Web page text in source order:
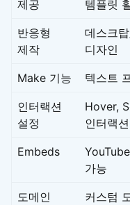
제공
템플릿
반응형
제작
데스크
디자인
Make 기능 텍스트
인터랙션
설정
Hover,
인터랙
Embeds
가능
도메인
커스텀